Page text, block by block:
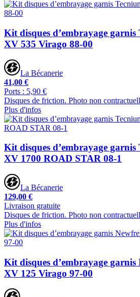
Kit disques d’embrayage garnis
XV 535 Virago 88-00
La Bécanerie
41,00 €
Ports : 5,90 €
Disques de friction. Photo non
Plus d'infos
Kit disques d’embrayage garnis
XV 1700 ROAD STAR 08-1
La Bécanerie
129,00 €
Livraison gratuite
Disques de friction. Photo non
Plus d'infos
Kit disques d’embrayage garnis
XV 125 Virago 97-00